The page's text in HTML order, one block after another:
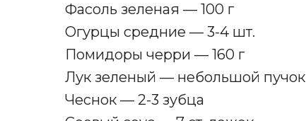
Фасоль зеленая — 100 г
Огурцы средние — 3-4 шт.
Помидоры черри — 160 г
Лук зеленый — небольшой пучок
Чеснок — 2-3 зубца